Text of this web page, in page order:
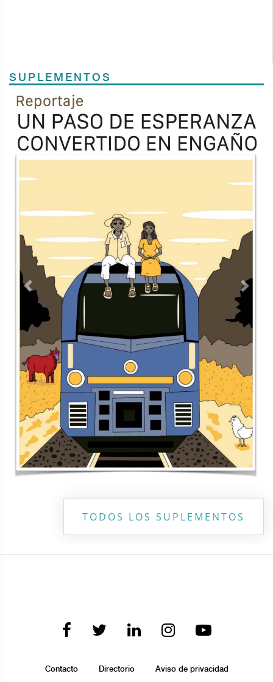
SUPLEMENTOS
Previous Next
TODOS LOS SUPLEMENTOS
Contacto Directorio Aviso de privacidad